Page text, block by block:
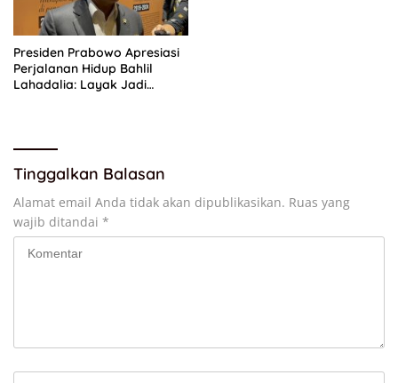
Presiden Prabowo Apresiasi
Perjalanan Hidup Bahlil
Lahadalia: Layak Jadi
Tinggalkan Balasan
Alamat email Anda tidak akan dipublikasikan. Ruas yang
wajib ditandai *